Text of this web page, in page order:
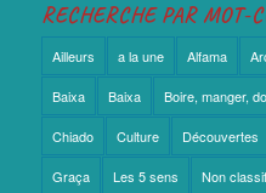
RECHERCHE PAR MOT-
Ailleurs a la une Alfama
Baixa Baixa Boire, manger,
Chiado Culture Découvertes
Graça Les 5 sens Non